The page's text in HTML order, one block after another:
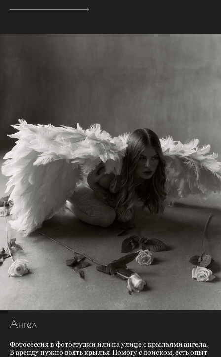
Ангел
Фотосессия в фотостудии или на улице с крыльями ангела.
В аренду нужно взять крылья. Помогу с поиском, есть опыт